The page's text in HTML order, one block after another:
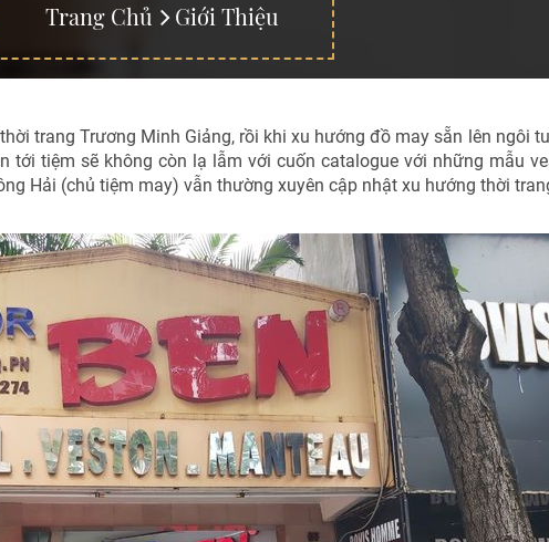
Trang Chủ Giới Thiệu
trang Trương Minh Giảng, rồi khi xu hướng đồ may sẵn lên ngôi
tới tiệm sẽ không còn lạ lẫm với cuốn catalogue với những mẫu
Hải (chủ tiệm may) vẫn thường xuyên cập nhật xu hướng thời